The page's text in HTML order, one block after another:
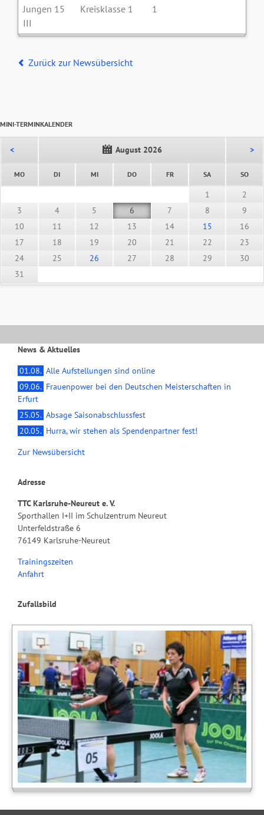
Jungen 15
III
Kreisklasse 1 1
Zurück zur Newsübersicht
MINI-TERMINKALENDER
< August 2026 >
MONTAG DIENSTAG MITTWOCH DONNERSTAGFREITAG SAMSTAG SO
1
2
3
4 5 6 7 8
9
10
11 12 13 14 15
16
17
18 19 20 21 22
23
24
25 26 27 28 29
30
31
News & Aktuelles
01.08. Alle Aufstellungen sind online
09.06. Frauenpower bei den Deutschen Meisterschaften in
Erfurt
25.05. Absage Saisonabschlussfest
20.05. Hurra, wir stehen als Spendenpartner fest!
Zur Newsübersicht
Adresse
TTC Karlsruhe-Neureut e. V.
Sporthallen I+II im Schulzentrum Neureut
Unterfeldstraße 6
76149 Karlsruhe-Neureut
Trainingszeiten
Anfahrt
Zufallsbild